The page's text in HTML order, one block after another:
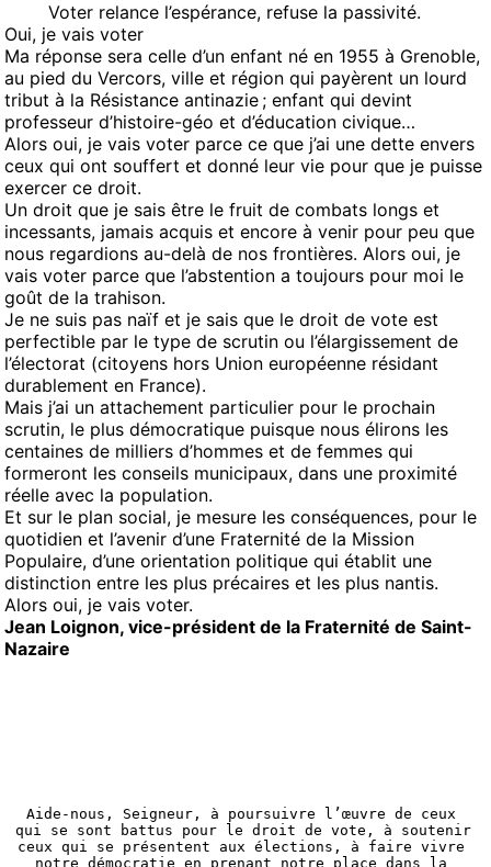
Voter relance l’espérance, refuse la passivité.
Oui, je vais voter
Ma réponse sera celle d’un enfant né en 1955 à Grenoble,
au pied du Vercors, ville et région qui payèrent un lourd
tribut à la Résistance antinazie ; enfant qui devint
professeur d’histoire-géo et d’éducation civique…
Alors oui, je vais voter parce ce que j’ai une dette envers
ceux qui ont souffert et donné leur vie pour que je puisse
exercer ce droit.
Un droit que je sais être le fruit de combats longs et
incessants, jamais acquis et encore à venir pour peu que
nous regardions au-delà de nos frontières. Alors oui, je
vais voter parce que l’abstention a toujours pour moi le
goût de la trahison.
Je ne suis pas naïf et je sais que le droit de vote est
perfectible par le type de scrutin ou l’élargissement de
l’électorat (citoyens hors Union européenne résidant
durablement en France).
Mais j’ai un attachement particulier pour le prochain
scrutin, le plus démocratique puisque nous élirons les
centaines de milliers d’hommes et de femmes qui
formeront les conseils municipaux, dans une proximité
réelle avec la population.
Et sur le plan social, je mesure les conséquences, pour le
quotidien et l’avenir d’une Fraternité de la Mission
Populaire, d’une orientation politique qui établit une
distinction entre les plus précaires et les plus nantis.
Alors oui, je vais voter.
Jean Loignon, vice-président de la Fraternité de Saint-
Nazaire
Aide-nous, Seigneur, à poursuivre l’œuvre de ceux
qui se sont battus pour le droit de vote, à soutenir
ceux qui se présentent aux élections, à faire vivre
notre démocratie en prenant notre place dans la